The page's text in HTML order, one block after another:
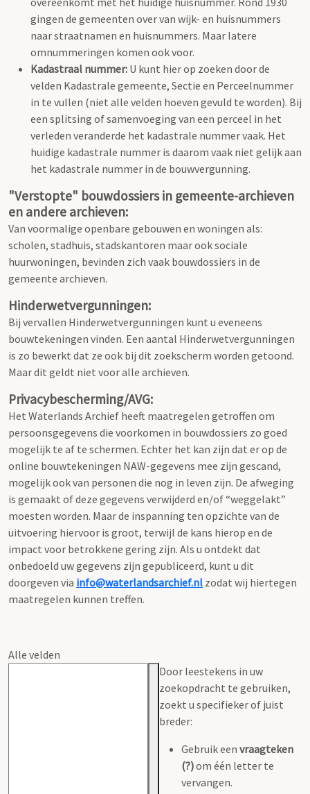
gingen de gemeenten over van wijk- en huisnummers
naar straatnamen en huisnummers. Maar latere
omnummeringen komen ook voor.
Kadastraal nummer: U kunt hier op zoeken door de
velden Kadastrale gemeente, Sectie en Perceelnummer
in te vullen (niet alle velden hoeven gevuld te worden). Bij
een splitsing of samenvoeging van een perceel in het
verleden veranderde het kadastrale nummer vaak. Het
huidige kadastrale nummer is daarom vaak niet gelijk aan
het kadastrale nummer in de bouwvergunning.
"Verstopte" bouwdossiers in gemeente-archieven
en andere archieven:
Van voormalige openbare gebouwen en woningen als:
scholen, stadhuis, stadskantoren maar ook sociale
huurwoningen, bevinden zich vaak bouwdossiers in de
gemeente archieven.
Hinderwetvergunningen:
Bij vervallen Hinderwetvergunningen kunt u eveneens
bouwtekeningen vinden. Een aantal Hinderwetvergunningen
is zo bewerkt dat ze ook bij dit zoekscherm worden getoond.
Maar dit geldt niet voor alle archieven.
Privacybescherming/AVG:
Het Waterlands Archief heeft maatregelen getroffen om
persoonsgegevens die voorkomen in bouwdossiers zo goed
mogelijk te af te schermen. Echter het kan zijn dat er op de
online bouwtekeningen NAW-gegevens mee zijn gescand,
mogelijk ook van personen die nog in leven zijn. De afweging
is gemaakt of deze gegevens verwijderd en/of “weggelakt”
moesten worden. Maar de inspanning ten opzichte van de
uitvoering hiervoor is groot, terwijl de kans hierop en de
impact voor betrokkene gering zijn. Als u ontdekt dat
onbedoeld uw gegevens zijn gepubliceerd, kunt u dit
doorgeven via info@waterlandsarchief.nl zodat wij hiertegen
maatregelen kunnen treffen.
Alle velden
Door leestekens in uw
zoekopdracht te gebruiken,
zoekt u specifieker of juist
breder:
Gebruik een vraagteken
(?)om één letter te
vervangen.